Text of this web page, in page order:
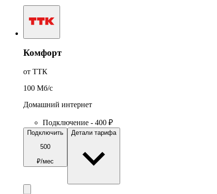
Комфорт
от ТТК
100 Мб/c
Домашний интернет
Подключение - 400 ₽
Подключить
500
₽/мес
Детали тарифа